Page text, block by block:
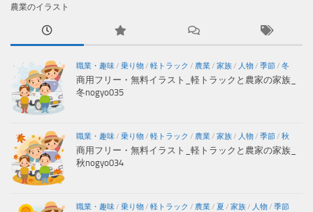
農業のイラスト
職業・趣味/ 乗り物/ 軽トラック / 農業/ 家族/ 人物/ 季節/ 冬
商用フリー・無料イラスト_軽トラックと農家の家族_
冬nogyo035
職業・趣味/ 乗り物/ 軽トラック / 農業/ 家族/ 人物/ 季節/ 秋
商用フリー・無料イラスト_軽トラックと農家の家族_
秋nogyo034
職業・趣味/ 乗り物/ 軽トラック / 農業/ 夏 / 家族/ 人物/ 季節